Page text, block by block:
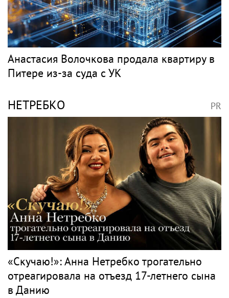
Игорь Бутман планирует концерты в
Бразилии и Никарагуа в этом году
Классика
ВОЛОЧКОВА PR